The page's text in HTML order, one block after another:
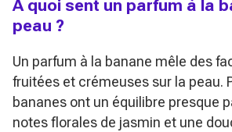
À quoi sent un parfum à la
peau ?
Un parfum à la banane mêle des
fruitées et crémeuses sur la peau.
bananes ont un équilibre presque
notes florales de jasmin et une